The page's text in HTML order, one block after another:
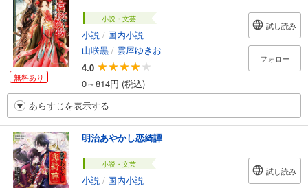
無料あり
小説・文芸
小説 / 国内小説
山咲黒 / 雲屋ゆきお
4.0
0～814円 (税込)
試し読み
フォロー
あらすじを表示する
明治あやかし恋綺譚
小説・文芸
小説 / 国内小説
試し読み